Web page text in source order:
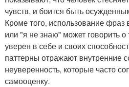
чувств, и боится быть
Кроме того, использование фраз
или "я не знаю" может говорить о
уверен в себе и своих
паттерны отражают внутренние
неуверенность, которые часто
самооценку.